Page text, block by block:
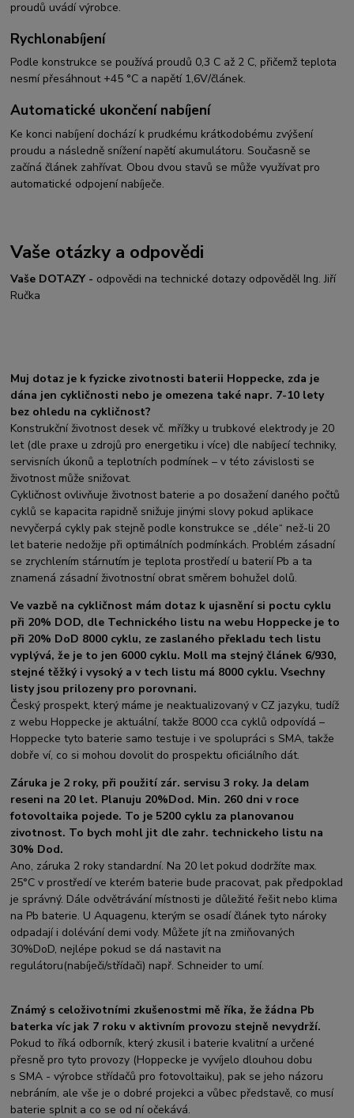
proudů uvádí výrobce.
Rychlonabíjení
Podle konstrukce se používá proudů 0,3 C až 2 C, přičemž teplota
nesmí přesáhnout +45 °C a napětí 1,6V/článek.
Automatické ukončení nabíjení
Ke konci nabíjení dochází k prudkému krátkodobému zvýšení
proudu a následně snížení napětí akumulátoru. Současně se
začíná článek zahřívat. Obou dvou stavů se může využívat pro
automatické odpojení nabíječe.
Vaše otázky a odpovědi
Vaše DOTAZY - odpovědi na technické dotazy odpověděl Ing. Jiří
Ručka
Muj dotaz je k fyzicke zivotnosti baterii Hoppecke, zda je
dána jen cykličnosti nebo je omezena také napr. 7-10 lety
bez ohledu na cykličnost?
Konstrukční životnost desek vč. mřížky u trubkové elektrody je 20
let (dle praxe u zdrojů pro energetiku i více) dle nabíjecí techniky,
servisních úkonů a teplotních podmínek – v této závislosti se
životnost může snižovat.
Cykličnost ovlivňuje životnost baterie a po dosažení daného počtů
cyklů se kapacita rapidně snižuje jinými slovy pokud aplikace
nevyčerpá cykly pak stejně podle konstrukce se „déle“ než-li 20
let baterie nedožije při optimálních podmínkách. Problém zásadní
se zrychlením stárnutím je teplota prostředí u baterií Pb a ta
znamená zásadní životnostní obrat směrem bohužel dolů.
Ve vazbě na cykličnost mám dotaz k ujasnění si poctu cyklu
při 20% DOD, dle Technického listu na webu Hoppecke je to
při 20% DoD 8000 cyklu, ze zaslaného překladu tech listu
vyplývá, že je to jen 6000 cyklu. Moll ma stejný článek 6/930,
stejné těžký i vysoký a v tech listu má 8000 cyklu. Vsechny
listy jsou prilozeny pro porovnani.
Český prospekt, který máme je neaktualizovaný v CZ jazyku, tudíž
z webu Hoppecke je aktuální, takže 8000 cca cyklů odpovídá –
Hoppecke tyto baterie samo testuje i ve spolupráci s SMA, takže
dobře ví, co si mohou dovolit do prospektu oficiálního dát.
Záruka je 2 roky, při použití zár. servisu 3 roky. Ja delam
reseni na 20 let. Planuju 20%Dod. Min. 260 dni v roce
fotovoltaika pojede. To je 5200 cyklu za planovanou
zivotnost. To bych mohl jit dle zahr. technickeho listu na
30% Dod.
Ano, záruka 2 roky standardní. Na 20 let pokud dodržíte max.
25°C v prostředí ve kterém baterie bude pracovat, pak předpoklad
je správný. Dále odvětrávání místnosti je důležité řešit nebo klima
na Pb baterie. U Aquagenu, kterým se osadí článek tyto nároky
odpadají i dolévání demi vody. Můžete jít na zmiňovaných
30%DoD, nejlépe pokud se dá nastavit na
regulátoru(nabíječi/střídači) např. Schneider to umí.
Známý s celoživotními zkušenostmi mě říka, že žádna Pb
baterka víc jak 7 roku v aktivním provozu stejně nevydrží.
Pokud to říká odborník, který zkusil i baterie kvalitní a určené
přesně pro tyto provozy (Hoppecke je vyvíjelo dlouhou dobu
s SMA - výrobce střídačů pro fotovoltaiku), pak se jeho názoru
nebráním, ale vše je o dobré projekci a vůbec představě, co musí
baterie splnit a co se od ní očekává.